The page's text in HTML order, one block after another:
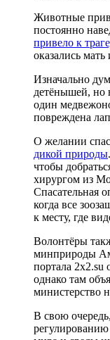
Животные
постоянно
привело к
оказались
Изначально
детёнышей, но
один
повреждена
О желании
дикой природы
чтобы
хирургом из
Спасательная
когда все
к месту, где
Волонтёры
минприроды
портала 2х2.su
однако там
министерство
В свою